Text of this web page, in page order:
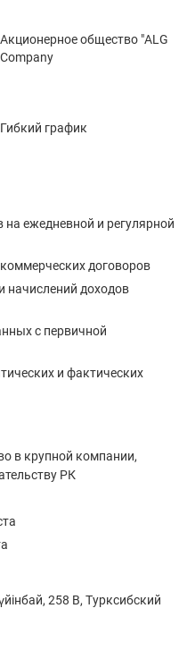
Акционерное общество "ALG
Company
Гибкий график
ежедневной и регулярной
договоров
начислений доходов
с первичной
и фактических
в крупной компании,
РК
258 В, Турксибский